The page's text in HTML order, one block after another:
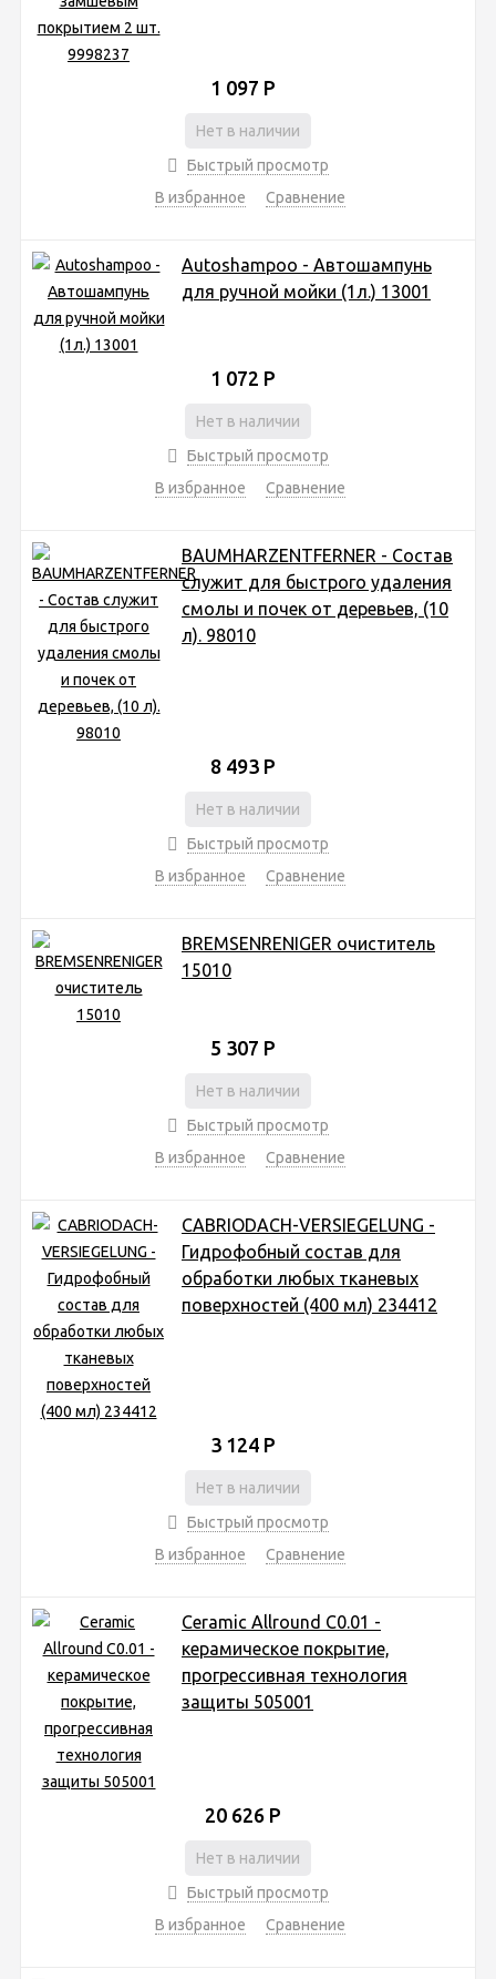
1 097 Р
Нет в наличии
Быстрый просмотр
В избранное
Сравнение
Autoshampoo - Автошампунь
для ручной мойки (1л.) 13001
1 072 Р
Нет в наличии
Быстрый просмотр
В избранное
Сравнение
BAUMHARZENTFERNER - Состав
служит для быстрого удаления
смолы и почек от деревьев, (10
л). 98010
8 493 Р
Нет в наличии
Быстрый просмотр
В избранное
Сравнение
BREMSENRENIGER очиститель
15010
5 307 Р
Нет в наличии
Быстрый просмотр
В избранное
Сравнение
CABRIODACH-VERSIEGELUNG -
Гидрофобный состав для
обработки любых тканевых
поверхностей (400 мл) 234412
3 124 Р
Нет в наличии
Быстрый просмотр
В избранное
Сравнение
Ceramic Allround C0.01 -
керамическое покрытие,
прогрессивная технология
защиты 505001
20 626 Р
Нет в наличии
Быстрый просмотр
В избранное
Сравнение